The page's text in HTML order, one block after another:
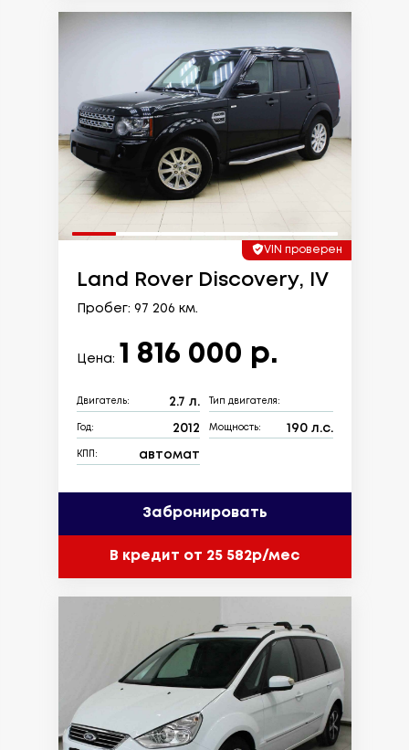
VIN проверен
Land Rover Discovery, IV
Пробег: 97 206 км.
Цена: 1 816 000 р.
Двигатель: 2.7 л. Тип двигателя:
Год: 2012 Мощность: 190 л.с.
КПП: автомат
Забронировать
В кредит от 25 582р/мес